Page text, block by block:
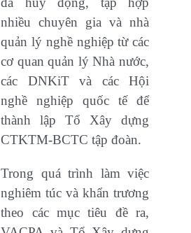
nhiều chuyên gia và nhà
quản lý nghề nghiệp từ các
cơ quan quản lý Nhà nước,
các DNKiT và các Hội
nghề nghiệp quốc tế để
thành lập Tổ Xây dựng
CTKTM-BCTC tập đoàn.
Trong quá trình làm việc
nghiêm túc và khẩn trương
theo các mục tiêu đề ra,